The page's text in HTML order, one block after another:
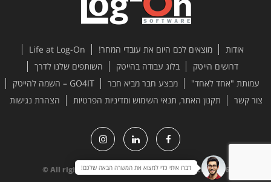
אודות מוצאים לכם היום את עובדי המחר!
Life at Log-On
דרושים הייטק
בלוג עבודה בהייטק
השותפים שלנו לדרך
עמותת "אחד לאחד"
מבצע חבר מביא חבר
GO4IT – השמה להייטק
צור קשר
תקנון האתר, תנאי השימוש ומדיניות הפרטיות הצהרת נגישות
All rights reserved to Log-On Software Ltd. 2026 ©
דברו איתי כדי למצוא את המשרה הבאה שלכם!